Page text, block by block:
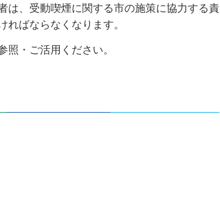
は、受動喫煙に関する市の施策に協力する責
ばならなくなります。
・ご活用ください。